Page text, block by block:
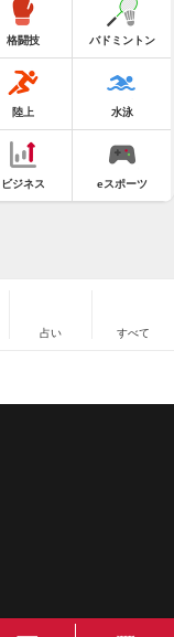
格闘技 バドミントン
陸上 水泳
ビジネス eスポーツ
占い すべて